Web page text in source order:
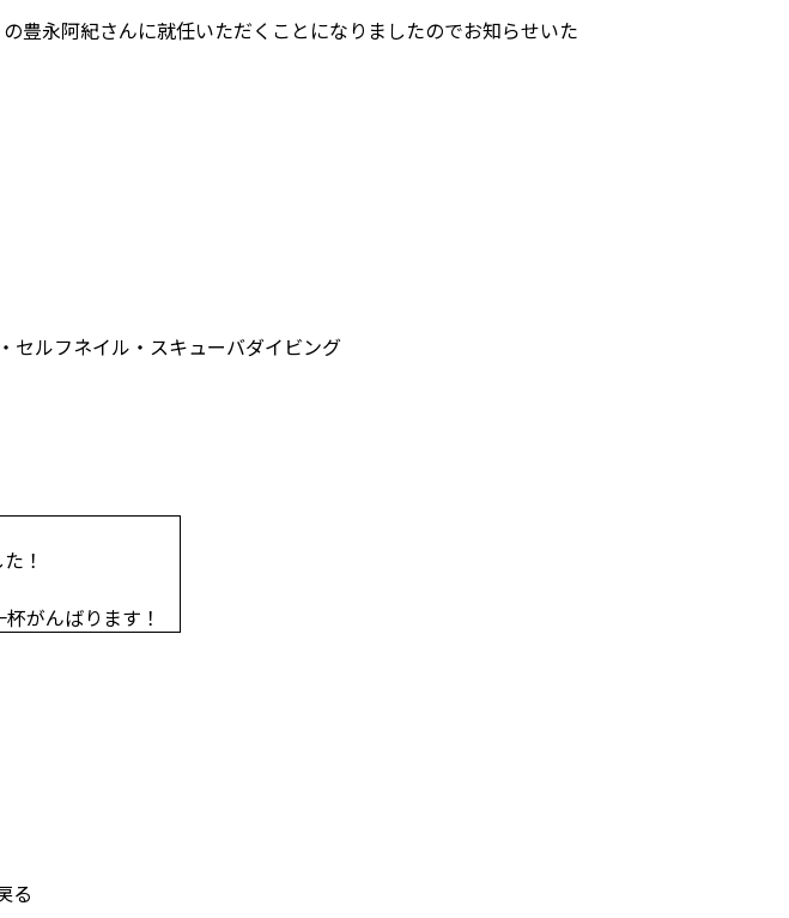
豊永阿紀さんに就任いただくことになりましたのでお知らせいた
セルフネイル・スキューバダイビング
！
がんばります！
る